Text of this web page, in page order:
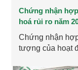
Chứng nhận
hoá rủi ro năm
Chứng nhận
tượng của hoạt